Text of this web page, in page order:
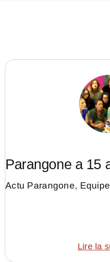
Parangone a 15
Actu Parangone, Equipe
Lire la